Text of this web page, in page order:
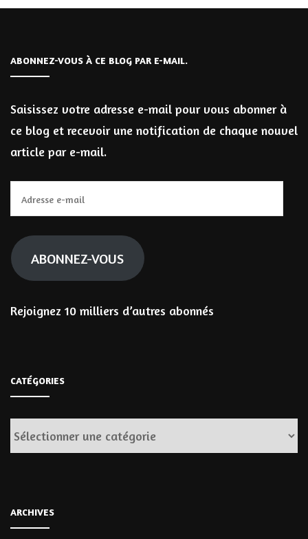
ABONNEZ-VOUS À CE BLOG PAR E-MAIL.
Saisissez votre adresse e-mail pour vous abonner à
ce blog et recevoir une notification de chaque nouvel
article par e-mail.
e-
mail
ABONNEZ-VOUS
Rejoignez 10 milliers d’autres abonnés
CATÉGORIES
Catégories
ARCHIVES